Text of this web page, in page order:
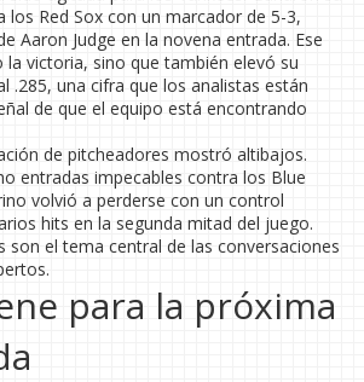
Red Sox con un marcador de 5-3,
Aaron Judge en la novena entrada. Ese
la victoria, sino que también elevó su
.285, una cifra que los analistas están
de que el equipo está encontrando
de pitcheadores mostró altibajos.
entradas impecables contra los Blue
volvió a perderse con un control
hits en la segunda mitad del juego.
son el tema central de las conversaciones
para la próxima